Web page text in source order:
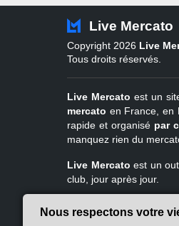
Live Mercato
Copyright 2026 Live
Tous droits réservés.
Live Mercato est un
mercato en France, en
rapide et organisé par
manquez rien du
Live Mercato est un
club, jour après jour.
Live Mercato
Nous respectons votre